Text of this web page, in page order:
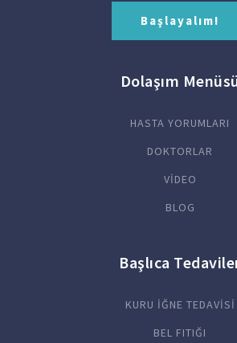
Başlayalım!
Dolaşım
HASTA YORUMLARI
DOKTORLAR
VİDEO
BLOG
Başlıca
KURU İĞNE TEDAVİSİ
BEL FITIĞI